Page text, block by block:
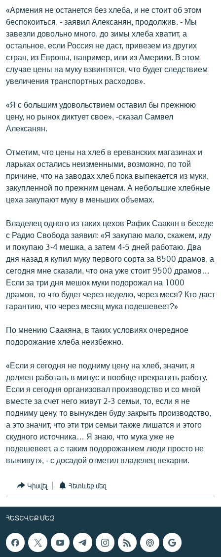
«Армения не останется без хлеба, и не стоит об этом
беспокоиться, - заявил Алексанян, продолжив. - Мы
завезли довольно много, до зимы хлеба хватит, а
остальное, если Россия не даст, привезем из других
стран, из Европы, например, или из Америки. В этом
случае цены на муку взвинтятся, что будет следствием
увеличения транспортных расходов».
«Я с большим удовольствием оставил бы прежнюю
цену, но рынок диктует свое», -сказал Самвел
Алексанян.
Отметим, что цены на хлеб в ереванских магазинах и
ларьках остались неизменными, возможно, по той
причине, что на заводах хлеб пока выпекается из муки,
закупленной по прежним ценам. А небольшие хлебные
цеха закупают муку в меньших объемах.
Владелец одного из таких цехов Рафик Саакян в беседе
с Радио Свобода заявил: «Я закупаю мало, скажем, иду
и покупаю 3-4 мешка, а затем 4-5 дней работаю. Два
дня назад я купил муку первого сорта за 8500 драмов, а
сегодня мне сказали, что она уже стоит 9500 драмов…
Если за три дня мешок муки подорожал на 1000
драмов, то что будет через неделю, через меся? Кто даст
гарантию, что через месяц мука подешевеет?»
По мнению Саакяна, в таких условиях очередное
подорожание хлеба неизбежно.
«Если я сегодня не подниму цену на хлеб, значит, я
должен работать в минус и вообще прекратить работу.
Если я сегодня организовал производство и со мной
вместе за счет него живут 2-3 семьи, то, если я не
подниму цену, то вынужден буду закрыть производство,
а это значит, что эти три семьи также лишатся и этого
скудного источника… Я знаю, что мука уже не
подешевеет, а с таким подорожанием люди просто не
выживут», - с досадой отметил владелец пекарни.
Կիսվել Հետևեք մեզ
ՀԵՏԵՎԵՔ ՄԵԶ